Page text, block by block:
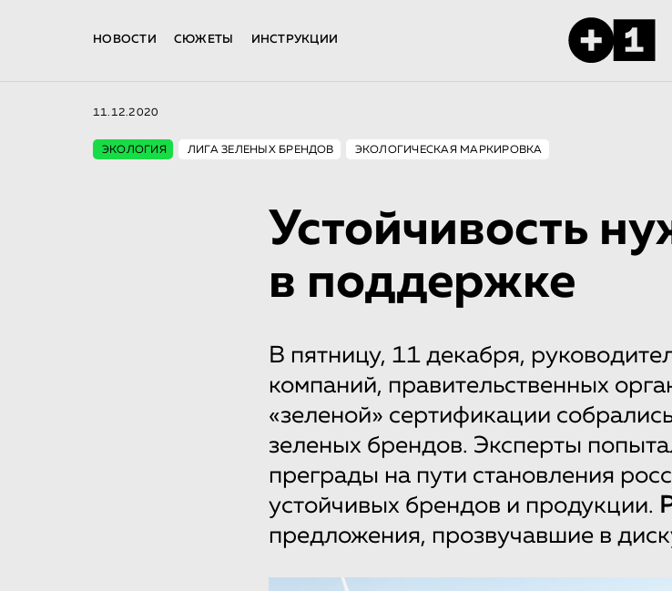
НОВОСТИ СЮЖЕТЫ ИНСТРУКЦИИ
11.12.2020
ЭКОЛОГИЯ ЛИГА ЗЕЛЕНЫХ БРЕНДОВ ЭКОЛОГИЧЕСКАЯ МАРКИРОВКА
Устойчивость
в поддержке
В пятницу, 11 декабря,
компаний, правительственных
«зеленой» сертификации
зеленых брендов. Эксперты
преграды на пути становления
устойчивых брендов и продукции.
предложения, прозвучавшие в